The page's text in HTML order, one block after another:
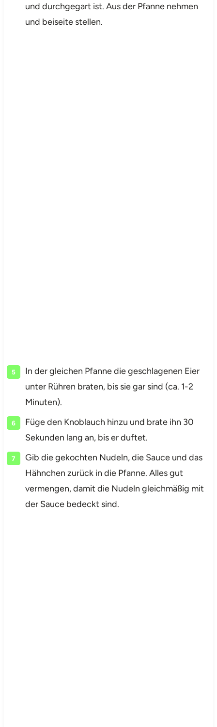
und durchgegart ist. Aus der Pfanne nehmen
und beiseite stellen.
In der gleichen Pfanne die geschlagenen Eier
unter Rühren braten, bis sie gar sind (ca. 1-2
Minuten).
Füge den Knoblauch hinzu und brate ihn 30
Sekunden lang an, bis er duftet.
Gib die gekochten Nudeln, die Sauce und das
Hähnchen zurück in die Pfanne. Alles gut
vermengen, damit die Nudeln gleichmäßig mit
der Sauce bedeckt sind.